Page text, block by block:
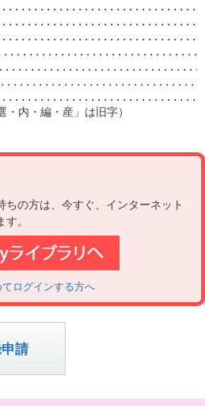
の方は、今すぐ、インターネット
。
てログインする方へ
請